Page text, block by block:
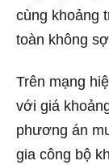
cùng khoảng
toàn không
Trên mạng
với giá
phương án
gia công bộ